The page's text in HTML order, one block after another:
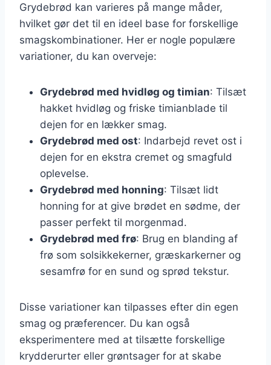
Grydebrød kan varieres på mange måder,
hvilket gør det til en ideel base for forskellige
smagskombinationer. Her er nogle populære
variationer, du kan overveje:
Grydebrød med hvidløg og timian: Tilsæt
hakket hvidløg og friske timianblade til
dejen for en lækker smag.
Grydebrød med ost: Indarbejd revet ost i
dejen for en ekstra cremet og smagfuld
oplevelse.
Grydebrød med honning: Tilsæt lidt
honning for at give brødet en sødme, der
passer perfekt til morgenmad.
Grydebrød med frø: Brug en blanding af
frø som solsikkekerner, græskarkerner og
sesamfrø for en sund og sprød tekstur.
Disse variationer kan tilpasses efter din egen
smag og præferencer. Du kan også
eksperimentere med at tilsætte forskellige
krydderurter eller grøntsager for at skabe